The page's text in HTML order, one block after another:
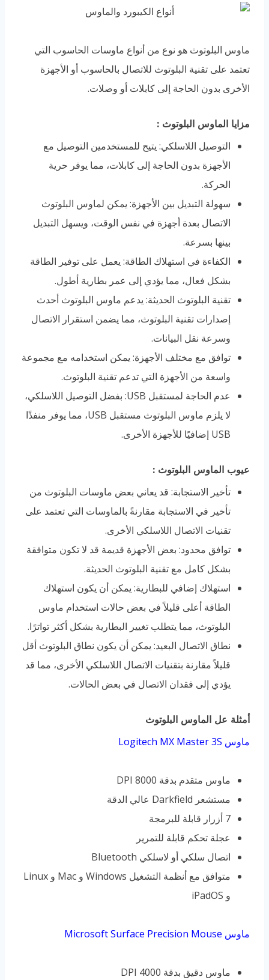
ماوس البلوتوث هو نوع من أنواع ماوسات الحاسوب التي
تعتمد على تقنية البلوتوث للاتصال بالحاسوب أو الأجهزة
الأخرى بدون الحاجة إلى كابلات أو وصلات.
مزايا الماوس البلوتوث :
التوصيل اللاسلكي: يتيح للمستخدمين التوصيل مع
الأجهزة بدون الحاجة إلى كابلات، مما يوفر حرية
الحركة.
سهولة التبديل بين الأجهزة: يمكن لماوس البلوتوث
الاتصال بعدة أجهزة في نفس الوقت، ويسهل التبديل
بينها بسرعة.
الكفاءة في استهلاك الطاقة: يعمل على توفير الطاقة
بشكل فعال، مما يؤدي إلى عمر بطارية أطول.
تقنية البلوتوث الحديثة: يدعم ماوس البلوتوث أحدث
إصدارات تقنية البلوتوث، مما يضمن استقرار الاتصال
وسرعة نقل البيانات.
توافق مع مختلف الأجهزة: يمكن استخدامه مع مجموعة
واسعة من الأجهزة التي تدعم تقنية البلوتوث.
عدم الحاجة لمستقبل USB: بفضل التوصيل اللاسلكي،
لا يلزم ماوس البلوتوث مستقبل USB، مما يوفر منفذًا
USB إضافيًا للأجهزة الأخرى.
عيوب الماوس البلوتوث :
تأخير الاستجابة: قد يعاني بعض ماوسات البلوتوث من
تأخير في الاستجابة مقارنةً بالماوسات التي تعتمد على
تقنيات الاتصال اللاسلكي الأخرى.
توافق محدود: بعض الأجهزة قديمة قد لا تكون متوافقة
بشكل كامل مع تقنية البلوتوث الحديثة.
استهلاك إضافي للبطارية: يمكن أن يكون استهلاك
الطاقة أعلى قليلاً في بعض حالات استخدام ماوس
البلوتوث، مما يتطلب تغيير البطارية بشكل أكثر تواترًا.
نطاق الاتصال البعيد: يمكن أن يكون نطاق البلوتوث أقل
قليلاً مقارنة بتقنيات الاتصال اللاسلكي الأخرى، مما قد
يؤدي إلى فقدان الاتصال في بعض الحالات.
أمثلة عل الماوس البلوتوث
ماوس Logitech MX Master 3S
ماوس متقدم بدقة 8000 DPI
مستشعر Darkfield عالي الدقة
7 أزرار قابلة للبرمجة
عجلة تحكم قابلة للتمرير
اتصال سلكي أو لاسلكي Bluetooth
متوافق مع أنظمة التشغيل Windows و Mac و Linux
و iPadOS
ماوس Microsoft Surface Precision Mouse
ماوس دقيق بدقة 4000 DPI